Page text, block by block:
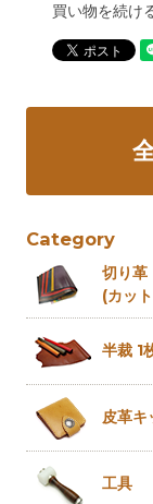
買い物を続け
Category
切り革
(カッ
半裁 1
皮革キ
工具